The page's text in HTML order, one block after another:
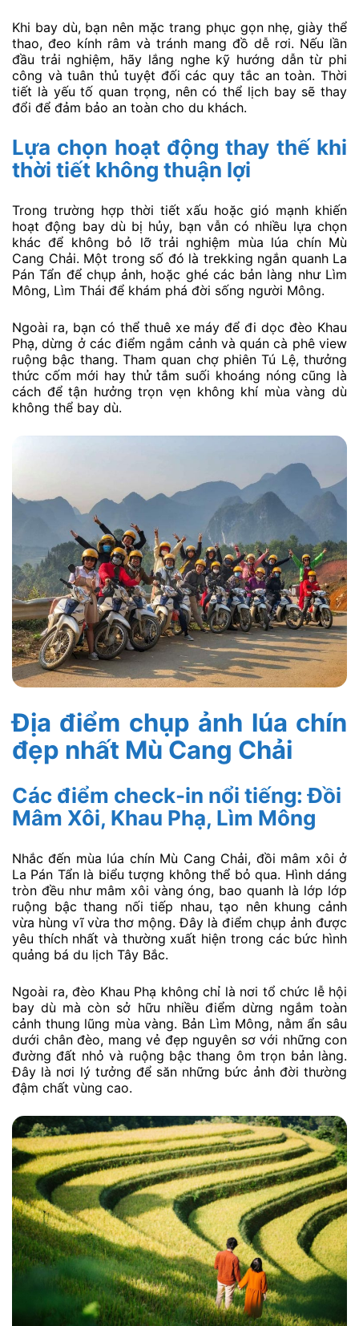
Khi bay dù, bạn nên mặc trang phục gọn nhẹ, giày thể
thao, đeo kính râm và tránh mang đồ dễ rơi. Nếu lần
đầu trải nghiệm, hãy lắng nghe kỹ hướng dẫn từ phi
công và tuân thủ tuyệt đối các quy tắc an toàn. Thời
tiết là yếu tố quan trọng, nên có thể lịch bay sẽ thay
đổi để đảm bảo an toàn cho du khách.
Lựa chọn hoạt động thay thế khi
thời tiết không thuận lợi
Trong trường hợp thời tiết xấu hoặc gió mạnh khiến
hoạt động bay dù bị hủy, bạn vẫn có nhiều lựa chọn
khác để không bỏ lỡ trải nghiệm mùa lúa chín Mù
Cang Chải. Một trong số đó là trekking ngắn quanh La
Pán Tẩn để chụp ảnh, hoặc ghé các bản làng như Lìm
Mông, Lìm Thái để khám phá đời sống người Mông.
Ngoài ra, bạn có thể thuê xe máy để đi dọc đèo Khau
Phạ, dừng ở các điểm ngắm cảnh và quán cà phê view
ruộng bậc thang. Tham quan chợ phiên Tú Lệ, thưởng
thức cốm mới hay thử tắm suối khoáng nóng cũng là
cách để tận hưởng trọn vẹn không khí mùa vàng dù
không thể bay dù.
Địa điểm chụp ảnh lúa chín
đẹp nhất Mù Cang Chải
Các điểm check-in nổi tiếng: Đồi
Mâm Xôi, Khau Phạ, Lìm Mông
Nhắc đến mùa lúa chín Mù Cang Chải, đồi mâm xôi ở
La Pán Tẩn là biểu tượng không thể bỏ qua. Hình dáng
tròn đều như mâm xôi vàng óng, bao quanh là lớp lớp
ruộng bậc thang nối tiếp nhau, tạo nên khung cảnh
vừa hùng vĩ vừa thơ mộng. Đây là điểm chụp ảnh được
yêu thích nhất và thường xuất hiện trong các bức hình
quảng bá du lịch Tây Bắc.
Ngoài ra, đèo Khau Phạ không chỉ là nơi tổ chức lễ hội
bay dù mà còn sở hữu nhiều điểm dừng ngắm toàn
cảnh thung lũng mùa vàng. Bản Lìm Mông, nằm ẩn sâu
dưới chân đèo, mang vẻ đẹp nguyên sơ với những con
đường đất nhỏ và ruộng bậc thang ôm trọn bản làng.
Đây là nơi lý tưởng để săn những bức ảnh đời thường
đậm chất vùng cao.